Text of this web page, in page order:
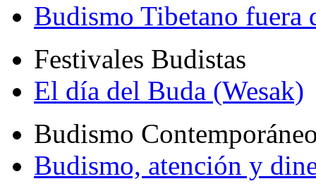
Budismo Tibetano fuera
Festivales Budistas
El día del Buda (Wesak)
Budismo
Budismo, atención y